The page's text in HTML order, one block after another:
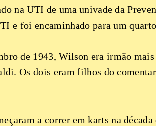
na UTI de uma univade da
e foi encaminhado para um
de 1943, Wilson era irmão
Os dois eram filhos do
a correr em karts na